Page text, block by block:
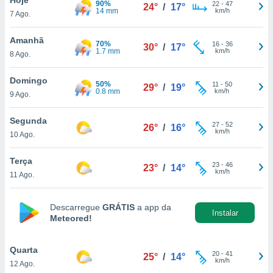
lhe
e
com
Pode
e
a
a
7 Ago.
90%
14 mm
24° / 17° 22- 47
km/h
Amanhã
8 Ago.
70%
1.7 mm
30° / 17° 16- 36
km/h
Domingo
9 Ago.
50%
0.8 mm
29° / 19° 11 - 50
km/h
Segunda
10 Ago.
26° / 16° 27- 52
km/h
Terça
11 Ago.
23° / 14° 23- 46
km/h
Descarregue GRÁTIS a app da
Meteored!
Instalar
Quarta
12 Ago.
25° / 14° 20- 41
km/h